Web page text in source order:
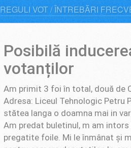
REGULI VOT / ÎNTREBĂRI
Posibilă
votanților
Am primit 3 foi în total, două de
Adresa: Liceul Tehnologic Petru
stătea langa o doamna mai in
Am predat buletinul, m am
pregatite foile. Mi le înmânat şi